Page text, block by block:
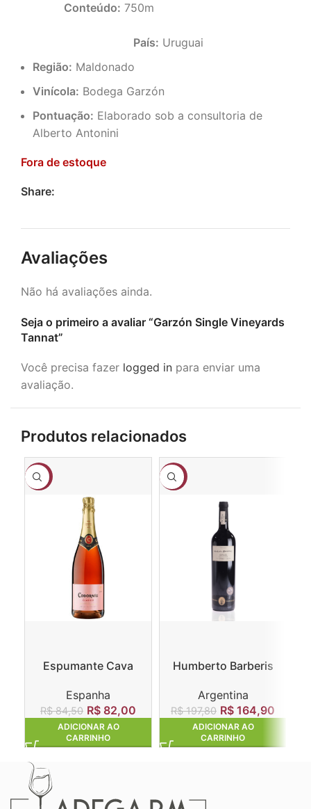
Conteúdo: 750m
País: Uruguai
Região: Maldonado
Vinícola: Bodega Garzón
Pontuação: Elaborado sob a consultoria de
Alberto Antonini
Fora de estoque
Share:
Avaliações
Não há avaliações ainda.
Seja o primeiro a avaliar “Garzón Single Vineyards
Tannat”
Você precisa fazer logged in para enviar uma
avaliação.
Produtos relacionados
-3%
Espumante Cava
Rosado
Espanha
R$84,50 R$ 82,00
ADICIONAR AO
CARRINHO
-17%
Humberto Barberis
Argentina
R$197,80 R$ 164,90
ADICIONAR AO
CARRINHO